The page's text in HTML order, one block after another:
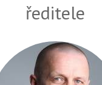
ředitele